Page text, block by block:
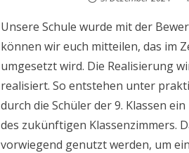
Unsere Schule wurde mit der
können wir euch mitteilen, das im
umgesetzt wird. Die Realisierung
realisiert. So entstehen unter
durch die Schüler der 9. Klassen
des zukünftigen Klassenzimmers.
vorwiegend genutzt werden, um